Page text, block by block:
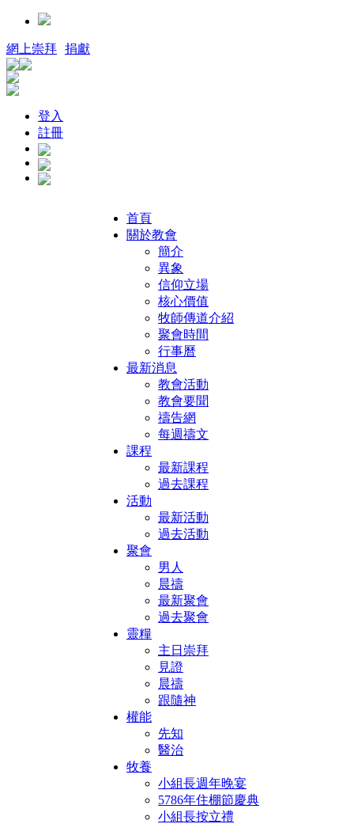
網上崇拜 捐獻
登入
註冊
首頁
關於教會
簡介
異象
信仰立場
核心價值
牧師傳道介紹
聚會時間
行事曆
最新消息
教會活動
教會要聞
禱告網
每週禱文
課程
最新課程
過去課程
活動
最新活動
過去活動
聚會
男人
晨禱
最新聚會
過去聚會
靈糧
主日崇拜
見證
晨禱
跟隨神
權能
先知
醫治
牧養
小組長週年晚宴
5786年住棚節慶典
小組長按立禮